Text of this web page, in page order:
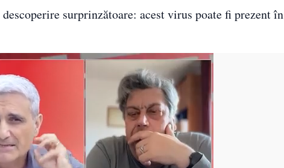
surprinzătoare: acest virus poate fi prezent în